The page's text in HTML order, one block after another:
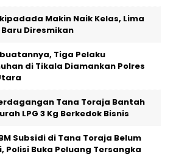
Makin Naik Kelas, Lima
Diresmikan
Tiga Pelaku
di Tikala Diamankan Polres
Tana Toraja Bantah
LPG 3 Kg Berkedok Bisnis
Subsidi di Tana Toraja Belum
Polisi Buka Peluang Tersangka